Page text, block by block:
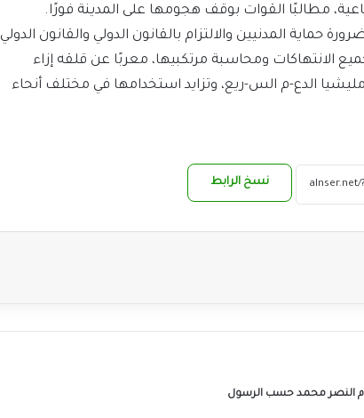
مطالبًا القوات بوقف هجومها على المدينة فورًا.
حماية المدنيين والالتزام بالقانون الدولي والقانون الدولي
الانتهاكات ومحاسبة مرتكبيها، معربًا عن قلقه إزاء
الدع-م الس-ريع، وتزايد استخدامها في مختلف أنحاء
نسخ الرابط
النصر محمد حسب الرسول